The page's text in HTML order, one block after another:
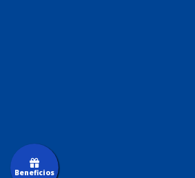
Beneficios